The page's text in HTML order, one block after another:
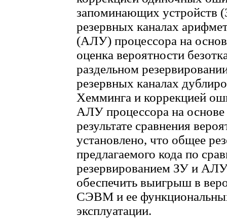
запоминающих устройств
резервных каналах
(АЛУ) процессора на
оценка вероятности
раздельном
резервных каналах
Хемминга и коррекцией
АЛУ процессора на
результате сравнения
установлено, что общее
предлагаемого кода по
резервированием ЗУ и
обеспечить выигрыш в
СЭВМ и ее
эксплуатации.